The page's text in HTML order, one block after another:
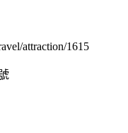
attraction/1615